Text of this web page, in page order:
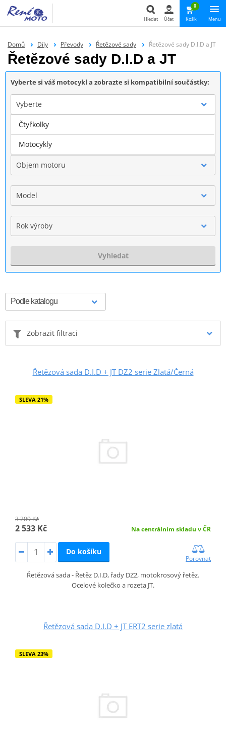
Hledat
Hledat Účet
0
Košík Menu
Domů Díly Převody Řetězové sady Řetězové sady D.I.D a JT
Řetězové sady D.I.D a JT
Vyberte si váš motocykl a zobrazte si kompatibilní součástky:
Vyberte
Značka
Objem motoru
Model
Rok výroby
Vyhledat
Zobrazit filtraci
Řetězová sada D.I.D + JT DZ2 serie Zlatá/Černá
SLEVA 21%
3 209 Kč
2 533 Kč Na centrálním skladu v ČR
Do košíku
Porovnat
Řetězová sada - Řetěz D.I.D, řady DZ2, motokrosový řetěz.
Ocelové kolečko a rozeta JT.
Řetězová sada D.I.D + JT ERT2 serie zlatá
SLEVA 23%
Čtyřkolky
Motocykly